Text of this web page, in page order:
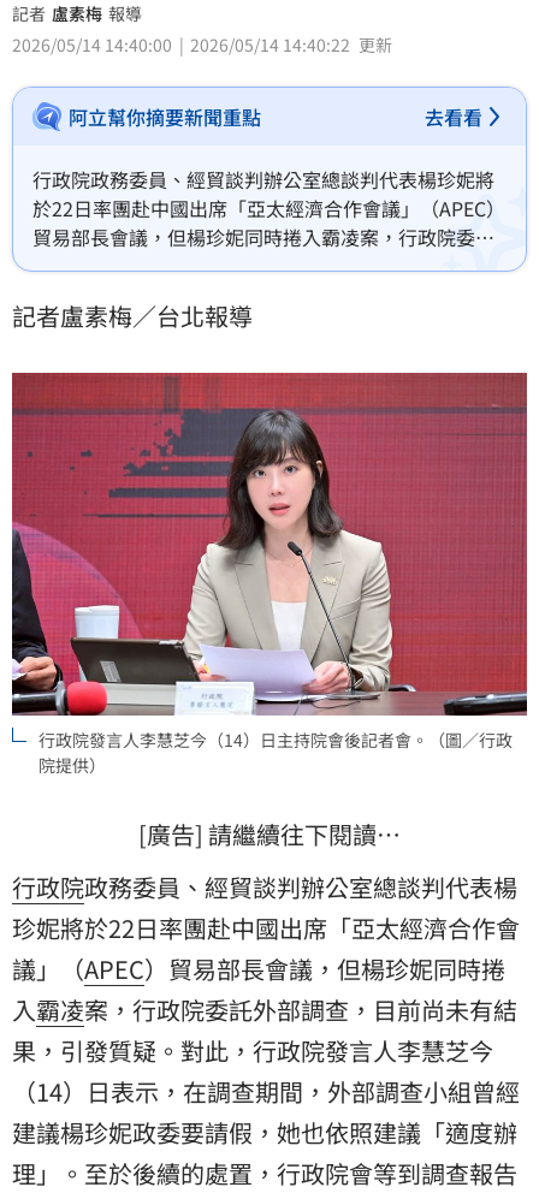
記者 盧素梅 報導
2026/05/14 14:40:00
2026/05/14 14:40:22 更新
阿立幫你摘要新聞重點 去看看
行政院政務委員、經貿談判辦公室總談判代表楊珍妮將
於22日率團赴中國出席「亞太經濟合作會議」（APEC）
貿易部長會議，但楊珍妮同時捲入霸凌案，行政院委託
外部調查，目前尚未有結果，引發質疑。對此，行政院
小組曾經建議楊珍妮政委要請假，她也依照建議「適度
之後，再依調查結果妥適處理。
記者盧素梅／台北報導
行政院發言人李慧芝今（14）日主持院會後記者會。（圖／行政
院提供）
[廣告] 請繼續往下閱讀…
行政院政務委員、經貿談判辦公室總談判代表楊
珍妮將於22日率團赴中國出席「亞太經濟合作會
議」（APEC）貿易部長會議，但楊珍妮同時捲
入霸凌案，行政院委託外部調查，目前尚未有結
果，引發質疑。對此，行政院發言人李慧芝今
（14）日表示，在調查期間，外部調查小組曾經
建議楊珍妮政委要請假，她也依照建議「適度辦
理」。至於後續的處置，行政院會等到調查報告